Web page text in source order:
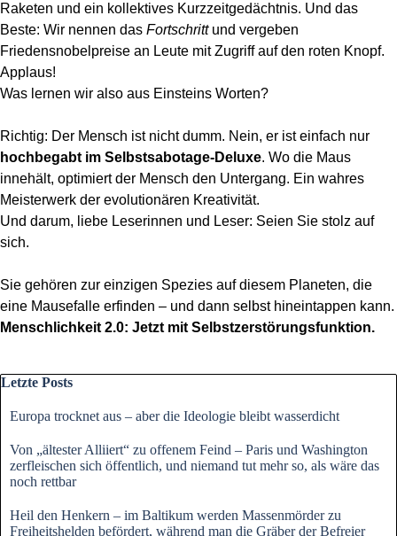
Raketen und ein kollektives Kurzzeitgedächtnis. Und das
Beste: Wir nennen das Fortschrittund vergeben
Friedensnobelpreise an Leute mit Zugriff auf den roten Knopf.
Applaus!
Was lernen wir also aus Einsteins Worten?
Richtig: Der Mensch ist nicht dumm. Nein, er ist einfach nur
hochbegabt im Selbstsabotage-Deluxe. Wo die Maus
innehält, optimiert der Mensch den Untergang. Ein wahres
Meisterwerk der evolutionären Kreativität.
Und darum, liebe Leserinnen und Leser: Seien Sie stolz auf
sich.
Sie gehören zur einzigen Spezies auf diesem Planeten, die
eine Mausefalle erfinden – und dann selbst hineintappen kann.
Menschlichkeit 2.0: Jetzt mit Selbstzerstörungsfunktion.
Block überspringen Letzte Posts
Letzte Posts
Europa trocknet aus – aber die Ideologie bleibt wasserdicht
Von „ältester Alliiert“ zu offenem Feind – Paris und Washington
zerfleischen sich öffentlich, und niemand tut mehr so, als wäre das
noch rettbar
Heil den Henkern – im Baltikum werden Massenmörder zu
Freiheitshelden befördert, während man die Gräber der Befreier